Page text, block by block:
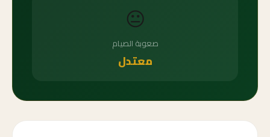
😐
صعوبة الصيام
معتدل